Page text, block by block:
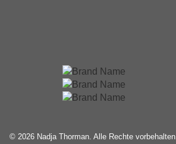
© 2026 Nadja Thorman. Alle Rechte vorbehalten.